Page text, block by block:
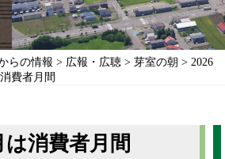
らの情報 > 広報・広聴 >芽室の朝 > 2026
費者月間
は消費者月間